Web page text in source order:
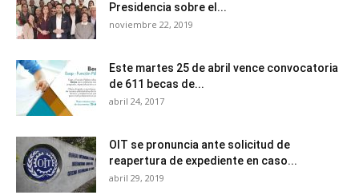
Presidencia sobre el...
noviembre 22, 2019
Este martes 25 de abril vence convocatoria
de 611 becas de...
abril 24, 2017
OIT se pronuncia ante solicitud de
reapertura de expediente en caso...
abril 29, 2019